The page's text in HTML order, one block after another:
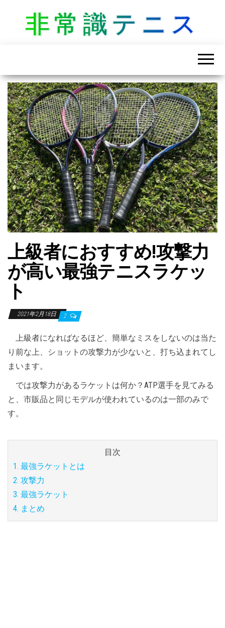
非常識テニス
上級者におすすめ!攻撃力
が高い最強テニスラケッ
ト
2021年2月18日 2
上級者になればなるほど、簡単なミスをしないのは当た
り前な上、ショットの攻撃力が少ないと、打ち込まれてし
まいます。
では攻撃力があるラケットは何か？ATP選手を見てみる
と、市販品と同じモデルが使われているのは一部のみで
す。
目次
1. 最強ラケットとは
2. 攻撃力
3. 最強ラケット
4. まとめ